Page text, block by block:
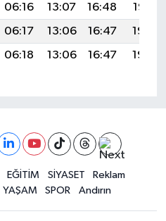
06:16 13:07 16:48
19:47
06:17 13:06 16:47
19:46
06:18 13:06 16:47 19:45
EĞİTİM SİYASET
Reklam
YAŞAM SPOR Andırın